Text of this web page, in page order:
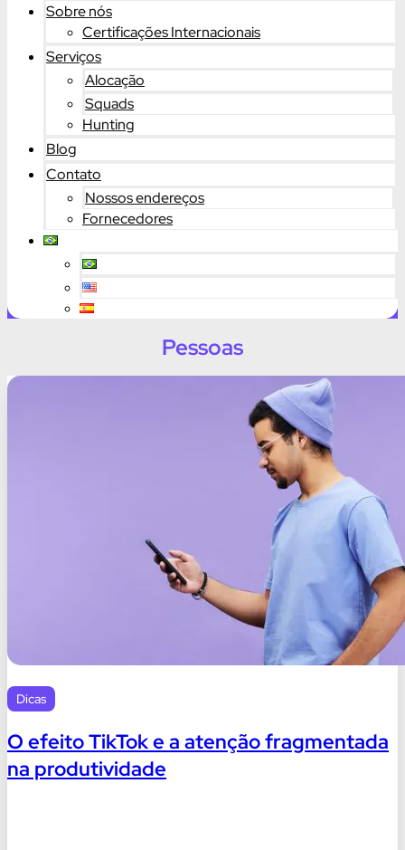
Sobre nós
Certificações Internacionais
Serviços
Alocação
Squads
Hunting
Blog
Contato
Nossos endereços
Fornecedores
Pessoas
Dicas
O efeito TikTok e a atenção fragmentada
na produtividade